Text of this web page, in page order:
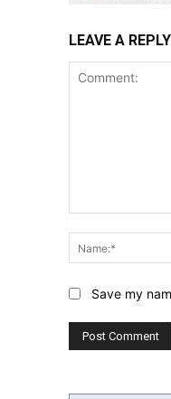
LEAVE A REPLY
Save my